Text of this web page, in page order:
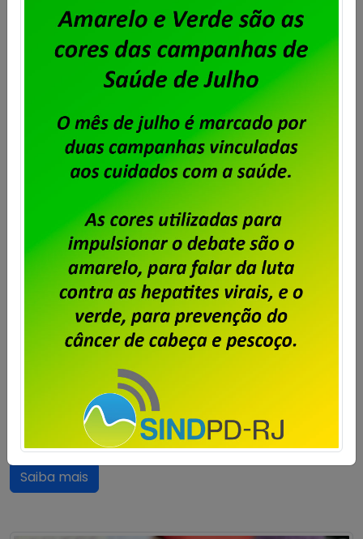
Segurança Pública – Operações
causam R$ 3 bi em prejuízo ao
crime organizado
Publicado porImprensaem02/07/2026.
Em menos de dois meses do início das operações do
Programa Brasil Contra o Crime Organizado,
já somam R$ 3 bilhões em prejuízo às organizações
criminosas. De acordo com nota divulgada pelo
Ministério da Justiça e Segurança Pública (MJSP),
entre 12 de maio e 1º de julho, […]
Saiba mais